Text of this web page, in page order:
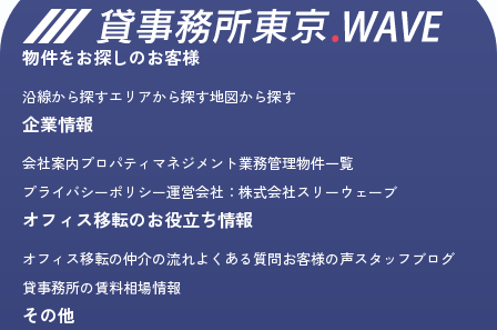
物件をお探しのお客様
沿線から探すエリアから探す地図から探す
企業情報
会社案内プロパティマネジメント業務管理物件一覧
プライバシーポリシー運営会社：株式会社スリーウェーブ
オフィス移転のお役立ち情報
オフィス移転の仲介の流れよくある質問お客様の声スタッフブログ
貸事務所の賃料相場情報
その他